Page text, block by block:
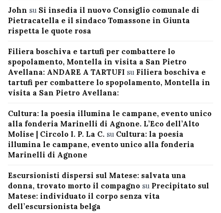
John su Si insedia il nuovo Consiglio comunale di
Pietracatella e il sindaco Tomassone in Giunta
rispetta le quote rosa
Filiera boschiva e tartufi per combattere lo
spopolamento, Montella in visita a San Pietro
Avellana: ANDARE A TARTUFI su Filiera boschiva e
tartufi per combattere lo spopolamento, Montella in
visita a San Pietro Avellana:
Cultura: la poesia illumina le campane, evento unico
alla fonderia Marinelli di Agnone. L’Eco dell’Alto
Molise | Circolo I. P. La C. su Cultura: la poesia
illumina le campane, evento unico alla fonderia
Marinelli di Agnone
Escursionisti dispersi sul Matese: salvata una
donna, trovato morto il compagno su Precipitato sul
Matese: individuato il corpo senza vita
dell’escursionista belga